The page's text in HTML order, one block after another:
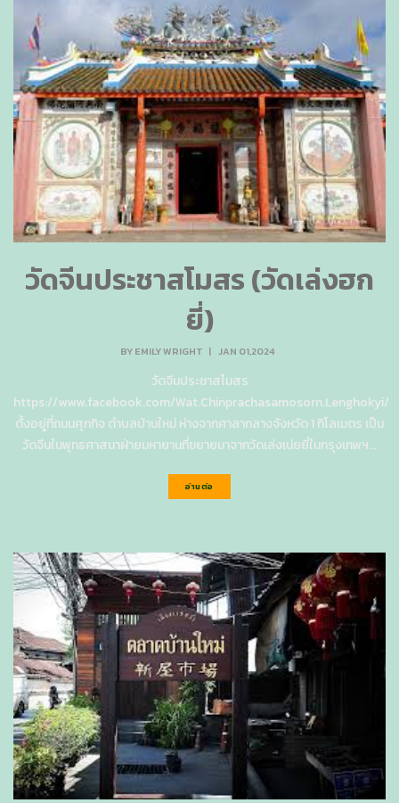
วัดจีนประชาสโมสร (วัดเล่งฮก
ยี่)
BYEMILY WRIGHT | JAN 01,2024
วัดจีนประชาสโมสร
https://www.facebook.com/Wat.Chinprachasamosorn.Lenghokyi/
ตั้งอยู่ที่ถนนศุภกิจ ตำบลบ้านใหม่ ห่างจากศาลากลางจังหวัด 1 กิโลเมตร เป็น
วัดจีนในพุทธศาสนาฝ่ายมหายานที่ขยายมาจากวัดเล่งเน่ยยี่ในกรุงเทพฯ...
อ่านต่อ